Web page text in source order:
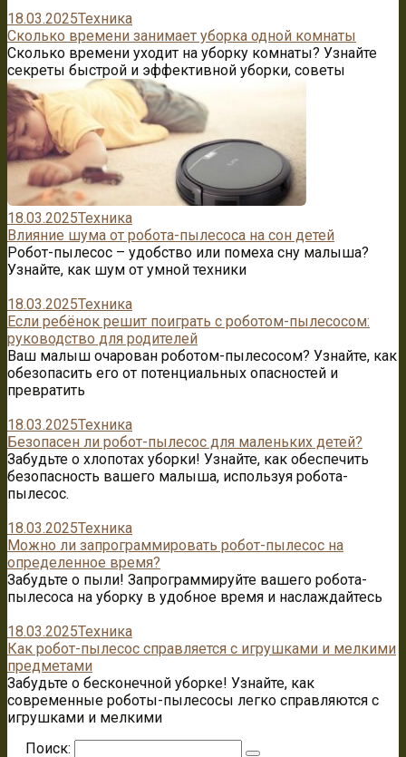
18.03.2025Техника
Сколько времени занимает уборка одной комнаты
Сколько времени уходит на уборку комнаты? Узнайте
секреты быстрой и эффективной уборки, советы
18.03.2025Техника
Влияние шума от робота-пылесоса на сон детей
Робот-пылесос – удобство или помеха сну малыша?
Узнайте, как шум от умной техники
18.03.2025Техника
Если ребёнок решит поиграть с роботом-пылесосом:
руководство для родителей
Ваш малыш очарован роботом-пылесосом? Узнайте, как
обезопасить его от потенциальных опасностей и
превратить
18.03.2025Техника
Безопасен ли робот-пылесос для маленьких детей?
Забудьте о хлопотах уборки! Узнайте, как обеспечить
безопасность вашего малыша, используя робота-
пылесос.
18.03.2025Техника
Можно ли запрограммировать робот-пылесос на
определенное время?
Забудьте о пыли! Запрограммируйте вашего робота-
пылесоса на уборку в удобное время и наслаждайтесь
18.03.2025Техника
Как робот-пылесос справляется с игрушками и мелкими
предметами
Забудьте о бесконечной уборке! Узнайте, как
современные роботы-пылесосы легко справляются с
игрушками и мелкими
Поиск: